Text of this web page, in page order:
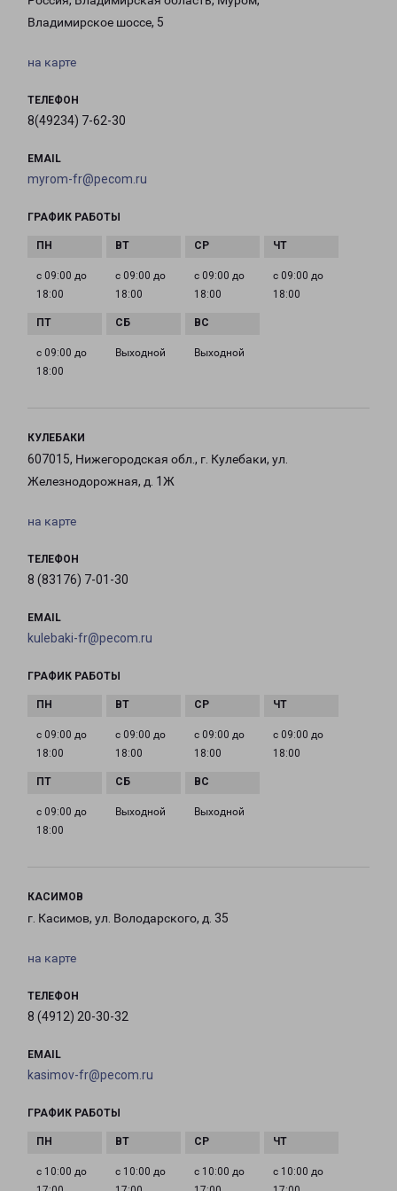
Владимирское шоссе, 5
на карте
ТЕЛЕФОН
8(49234) 7-62-30
EMAIL
myrom-fr@pecom.ru
ГРАФИК РАБОТЫ
с 09:00 до
18:00
с 09:00 до
18:00
с 09:00 до
18:00
с 09:00 до
18:00
с 09:00 до
18:00
Выходной Выходной
КУЛЕБАКИ
607015, Нижегородская обл., г. Кулебаки, ул.
Железнодорожная, д. 1Ж
на карте
ТЕЛЕФОН
8 (83176) 7-01-30
EMAIL
kulebaki-fr@pecom.ru
ГРАФИК РАБОТЫ
с 09:00 до
18:00
с 09:00 до
18:00
с 09:00 до
18:00
с 09:00 до
18:00
с 09:00 до
18:00
Выходной Выходной
КАСИМОВ
г. Касимов, ул. Володарского, д. 35
на карте
ТЕЛЕФОН
8 (4912) 20-30-32
EMAIL
kasimov-fr@pecom.ru
ГРАФИК РАБОТЫ
с 10:00 до
с 10:00 до
с 10:00 до
с 10:00 до